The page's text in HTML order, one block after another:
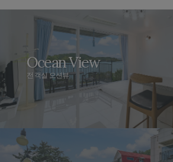
Ocean View
전 객실 오션뷰